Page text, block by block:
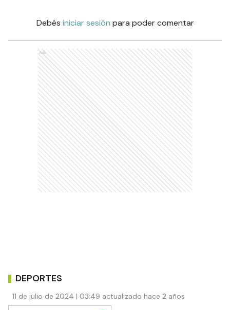
Debés iniciar sesión para poder comentar
Ads
DEPORTES
11 de julio de 2024 | 03:49 actualizado hace 2 años